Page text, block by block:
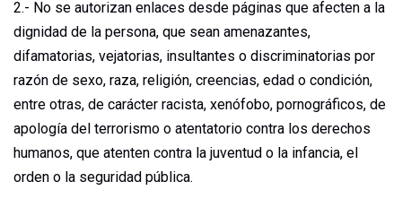
2.- No se autorizan enlaces desde páginas que afecten a la
dignidad de la persona, que sean amenazantes,
difamatorias, vejatorias, insultantes o discriminatorias por
razón de sexo, raza, religión, creencias, edad o condición,
entre otras, de carácter racista, xenófobo, pornográficos, de
apología del terrorismo o atentatorio contra los derechos
humanos, que atenten contra la juventud o la infancia, el
orden o la seguridad pública.